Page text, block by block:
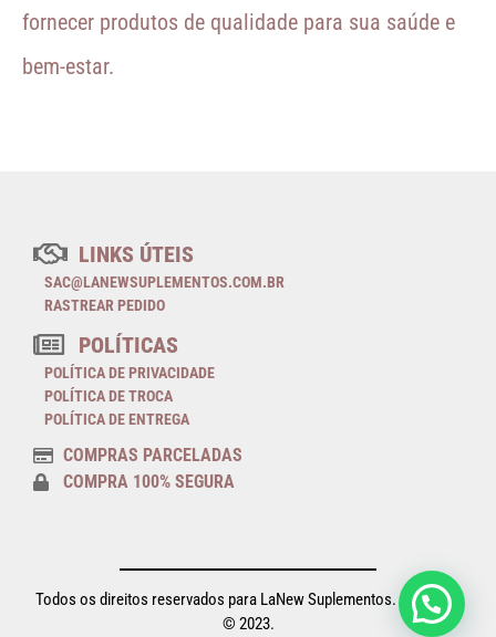
fornecer produtos de qualidade para sua saúde e
bem-estar.
LINKS ÚTEIS
SAC@LANEWSUPLEMENTOS.COM.BR
RASTREAR PEDIDO
POLÍTICAS
POLÍTICA DE PRIVACIDADE
POLÍTICA DE TROCA
POLÍTICA DE ENTREGA
COMPRAS PARCELADAS
COMPRA 100% SEGURA
Todos os direitos reservados para LaNew Suplementos. Copyright
© 2023.